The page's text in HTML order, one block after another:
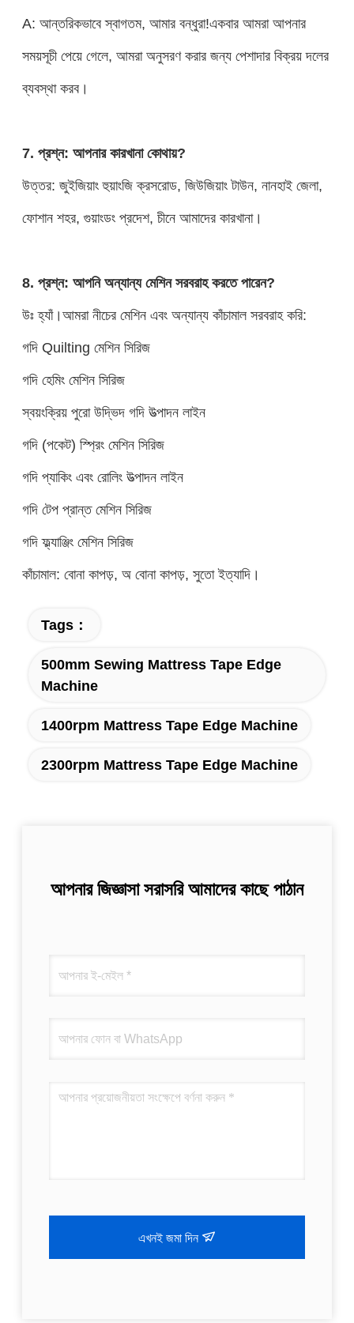
A: আন্তরিকভাবে স্বাগতম, আমার বন্ধুরা!একবার আমরা আপনার
সময়সূচী পেয়ে গেলে, আমরা অনুসরণ করার জন্য পেশাদার বিক্রয় দলের
ব্যবস্থা করব।
7. প্রশ্ন: আপনার কারখানা কোথায়?
উত্তর: জুইজিয়াং হুয়াংজি ক্রসরোড, জিউজিয়াং টাউন, নানহাই জেলা,
ফোশান শহর, গুয়াংডং প্রদেশ, চীনে আমাদের কারখানা।
8. প্রশ্ন: আপনি অন্যান্য মেশিন সরবরাহ করতে পারেন?
উঃ হ্যাঁ।আমরা নীচের মেশিন এবং অন্যান্য কাঁচামাল সরবরাহ করি:
গদি Quilting মেশিন সিরিজ
গদি হেমিং মেশিন সিরিজ
স্বয়ংক্রিয় পুরো উদ্ভিদ গদি উত্পাদন লাইন
গদি (পকেট) স্প্রিং মেশিন সিরিজ
গদি প্যাকিং এবং রোলিং উত্পাদন লাইন
গদি টেপ প্রান্ত মেশিন সিরিজ
গদি ফ্ল্যাঞ্জিং মেশিন সিরিজ
কাঁচামাল: বোনা কাপড়, অ বোনা কাপড়, সুতো ইত্যাদি।
Tags：
500mm Sewing Mattress Tape Edge
Machine
1400rpm Mattress Tape Edge Machine
2300rpm Mattress Tape Edge Machine
আপনার জিজ্ঞাসা সরাসরি আমাদের কাছে পাঠান
এখনই জমা দিন